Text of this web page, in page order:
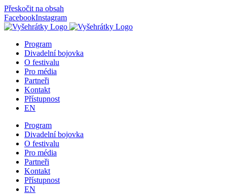
Přeskočit na obsah
FacebookInstagram
Program
Divadelní bojovka
O festivalu
Pro média
Partneři
Kontakt
Přístupnost
EN
Program
Divadelní bojovka
O festivalu
Pro média
Partneři
Kontakt
Přístupnost
EN